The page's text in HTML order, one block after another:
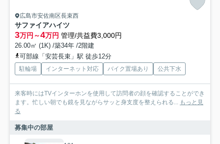
広島市安佐南区長束西
サファイアハイツ
3万円～4万円 管理/共益費3,000円
26.00㎡ (1K) /築34年 /2階建
可部線「安芸長束」駅 徒歩12分
駐輪場 インターネット対応 バイク置場あり 公共下水
来客時にはTVインターホンを使用して訪問者の顔を確認することができ
ます。忙しい朝でも鏡を見ながらサッと身支度を整えられる... もっと見
る
募集中の部屋